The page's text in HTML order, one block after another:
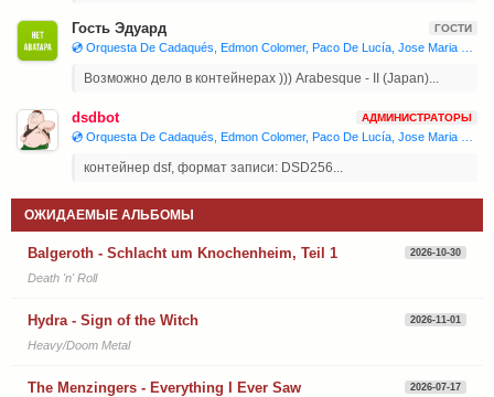
Гость Эдуард ГОСТИ
Возможно дело в контейнерах ))) Arabesque - II (Japan)...
dsdbot АДМИНИСТРАТОРЫ
контейнер dsf, формат записи: DSD256...
ОЖИДАЕМЫЕ АЛЬБОМЫ
Balgeroth - Schlacht um Knochenheim, Teil 1 2026-10-30
Death 'n' Roll
Hydra - Sign of the Witch 2026-11-01
Heavy/Doom Metal
The Menzingers - Everything I Ever Saw 2026-07-17